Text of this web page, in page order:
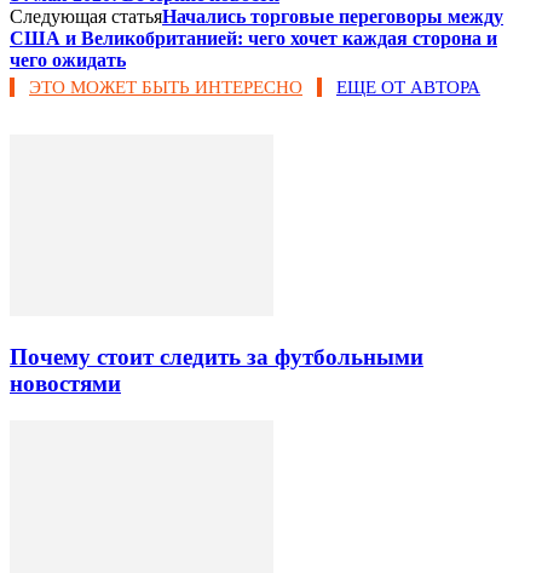
Следующая статьяНачались торговые переговоры между
США и Великобританией: чего хочет каждая сторона и
чего ожидать
ЭТО МОЖЕТ БЫТЬ ИНТЕРЕСНО ЕЩЕ ОТ АВТОРА
Почему стоит следить за футбольными
новостями